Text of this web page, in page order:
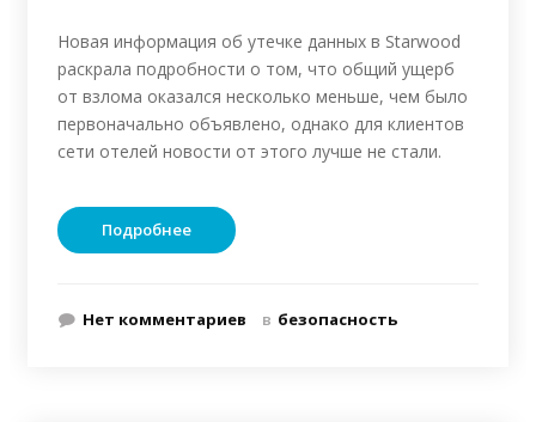
Новая информация об утечке данных в Starwood
раскрала подробности о том, что общий ущерб
от взлома оказался несколько меньше, чем было
первоначально объявлено, однако для клиентов
сети отелей новости от этого лучше не стали.
Подробнее
Нет комментариев в безопасность